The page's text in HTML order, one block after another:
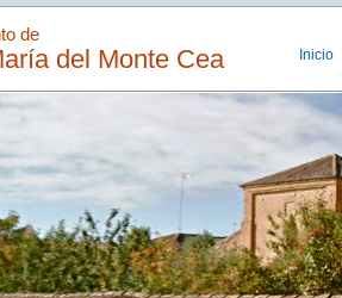
de
del Monte Cea Inicio